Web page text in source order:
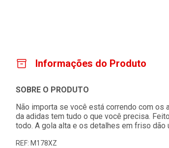
Informações do Produto
SOBRE O PRODUTO
Não importa se você está correndo com os
da adidas tem tudo o que você precisa.
todo. A gola alta e os detalhes em friso dão
REF: M178XZ